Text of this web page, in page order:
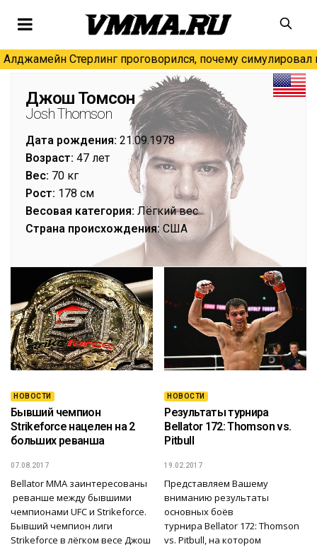
Алджамейн Стерлинг проговорился, почему симулировал
Джош Томсон
Josh Thomson
Дата рождения: 21.09.1978
Возраст: 47 лет
Вес: 70 кг
Рост: 178 см
Весовая категория: Лёгкий вес
Страна происхождения: США
НОВОСТИ
Бывший чемпион
Strikeforce нацелен на 2
больших реванша
07.08.2017
Bellator MMA заинтересованы
реванше между бывшими
чемпионами UFC и Strikeforce.
Бывший чемпион лиги
Strikeforce в лёгком весе Джош
НОВОСТИ
Результаты турнира
Bellator 172: Thomson vs.
Pitbull
19.02.2017
Представляем Вашему
вниманию результаты
основных боёв
турнира Bellator 172: Thomson
vs. Pitbull, на котором